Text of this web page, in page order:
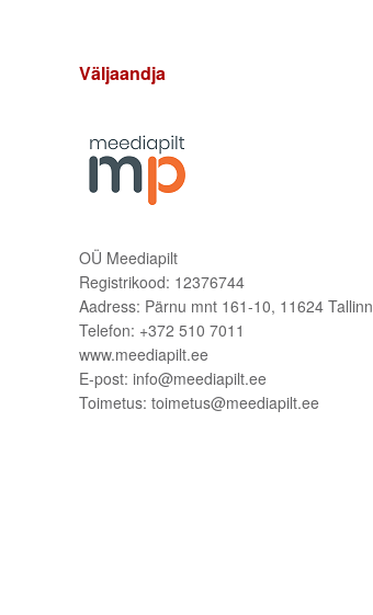
Väljaandja
OÜ Meediapilt
Registrikood: 12376744
Aadress: Pärnu mnt 161-10, 11624 Tallinn
Telefon: +372 510 7011
www.meediapilt.ee
E-post: info@meediapilt.ee
Toimetus: toimetus@meediapilt.ee